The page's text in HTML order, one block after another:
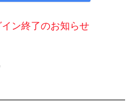
イン終了のお知らせ
必